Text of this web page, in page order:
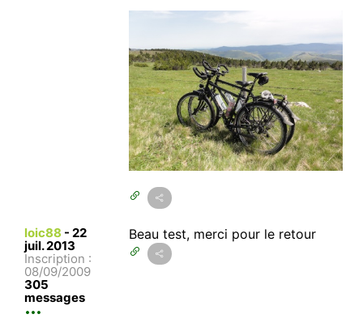
loic88 - 22
juil. 2013
Inscription :
08/09/2009
305
messages
Beau test, merci pour le retour